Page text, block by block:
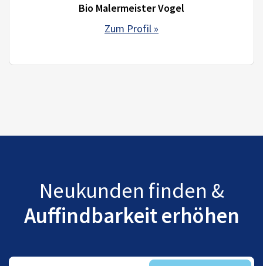
Bio Malermeister Vogel
Zum Profil »
Neukunden finden &
Auffindbarkeit erhöhen